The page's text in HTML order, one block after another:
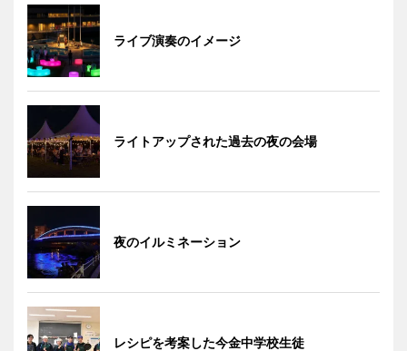
ライブ演奏のイメージ
ライトアップされた過去の夜の会場
夜のイルミネーション
レシピを考案した今金中学校生徒